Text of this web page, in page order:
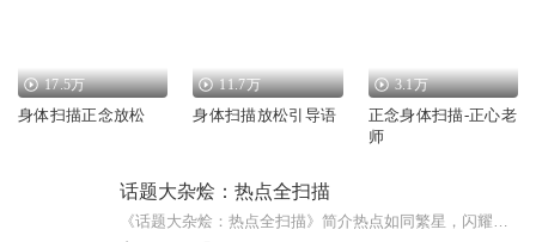
17.5万
身体扫描正念放松
11.7万
身体扫描放松引导语
3.1万
正念身体扫描-正心老
师
话题大杂烩：热点全扫描